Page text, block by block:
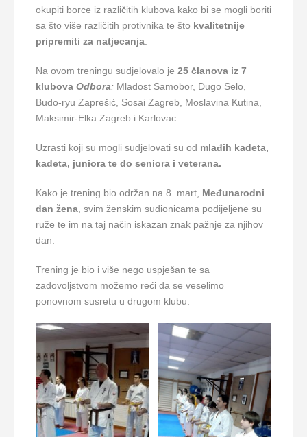
okupiti borce iz različitih klubova kako bi se mogli boriti
sa što više različitih protivnika te što kvalitetnije
pripremiti za natjecanja
Na ovom treningu sudjelovalo je 25 članova iz 7
klubova Odbora: Mladost Samobor, Dugo Selo,
Budo-ryu Zaprešić, Sosai Zagreb, Moslavina Kutina,
Maksimir-Elka Zagreb i Karlovac.
Uzrasti koji su mogli sudjelovati su od mlađih kadeta,
kadeta, juniora te do seniora i veterana.
Kako je trening bio održan na 8. mart, Međunarodni
dan žena , svim ženskim sudionicama podijeljene su
ruže te im na taj način iskazan znak pažnje za njihov
dan.
Trening je bio i više nego uspješan te sa
zadovoljstvom možemo reći da se veselimo
ponovnom susretu u drugom klubu.